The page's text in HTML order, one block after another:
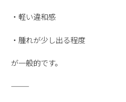
・軽い違和感
・腫れが少し出る程度
が一般的です。
⸻